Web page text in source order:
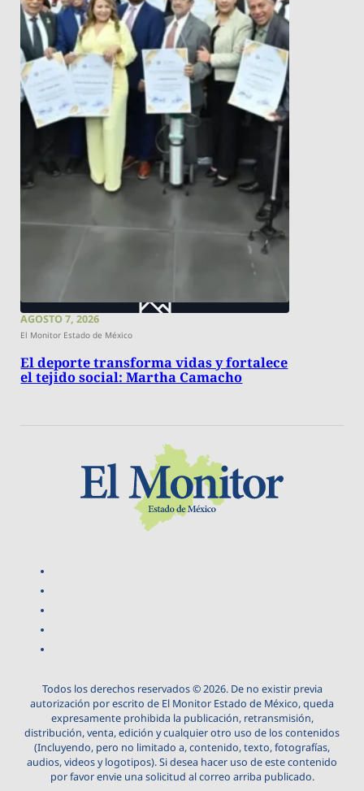
AGOSTO 7, 2026
El Monitor Estado de México
El deporte transforma vidas y fortalece
el tejido social: Martha Camacho
Todos los derechos reservados © 2026. De no existir previa
autorización por escrito de El Monitor Estado de México, queda
expresamente prohibida la publicación, retransmisión,
distribución, venta, edición y cualquier otro uso de los contenidos
(Incluyendo, pero no limitado a, contenido, texto, fotografías,
audios, videos y logotipos). Si desea hacer uso de este contenido
por favor envie una solicitud al correo arriba publicado.